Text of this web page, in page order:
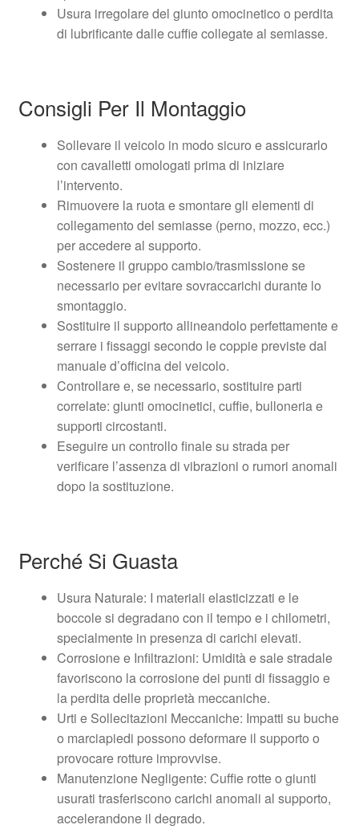
Usura irregolare del giunto omocinetico o perdita
di lubrificante dalle cuffie collegate al semiasse.
Consigli Per Il Montaggio
Sollevare il veicolo in modo sicuro e assicurarlo
con cavalletti omologati prima di iniziare
l’intervento.
Rimuovere la ruota e smontare gli elementi di
collegamento del semiasse (perno, mozzo, ecc.)
per accedere al supporto.
Sostenere il gruppo cambio/trasmissione se
necessario per evitare sovraccarichi durante lo
smontaggio.
Sostituire il supporto allineandolo perfettamente e
serrare i fissaggi secondo le coppie previste dal
manuale d’officina del veicolo.
Controllare e, se necessario, sostituire parti
correlate: giunti omocinetici, cuffie, bulloneria e
supporti circostanti.
Eseguire un controllo finale su strada per
verificare l’assenza di vibrazioni o rumori anomali
dopo la sostituzione.
Perché Si Guasta
Usura Naturale: I materiali elasticizzati e le
boccole si degradano con il tempo e i chilometri,
specialmente in presenza di carichi elevati.
Corrosione e Infiltrazioni: Umidità e sale stradale
favoriscono la corrosione dei punti di fissaggio e
la perdita delle proprietà meccaniche.
Urti e Sollecitazioni Meccaniche: Impatti su buche
o marciapiedi possono deformare il supporto o
provocare rotture improvvise.
Manutenzione Negligente: Cuffie rotte o giunti
usurati trasferiscono carichi anomali al supporto,
accelerandone il degrado.